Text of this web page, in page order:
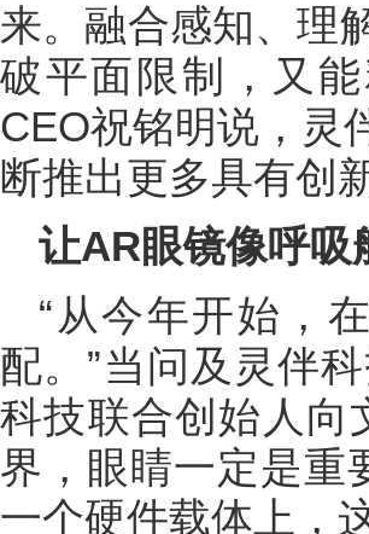
来。融合感知、理
破平面限制，又
CEO祝铭明说，灵
断推出更多具有创
让AR眼镜像呼吸
“从今年开始，
配。”当问及灵伴
科技联合创始人向
界，眼睛一定是重
一个硬件载体上，